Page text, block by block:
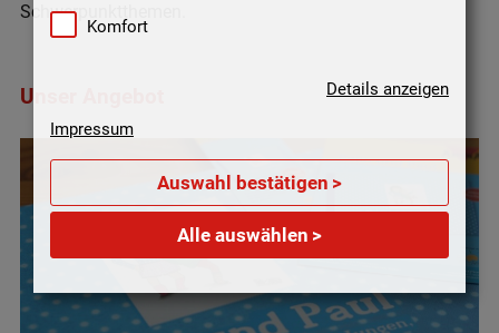
Schwerpunktthemen.
Unser Angebot
Komfort
Details anzeigen
Impressum
Auswahl bestätigen >
Alle auswählen >